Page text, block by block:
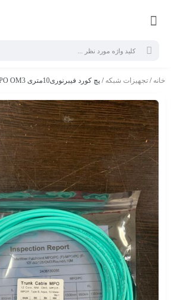
خانه / تجهیزات شبکه / پچ کورد فیبرنوری10متری MPO-MPO OM3